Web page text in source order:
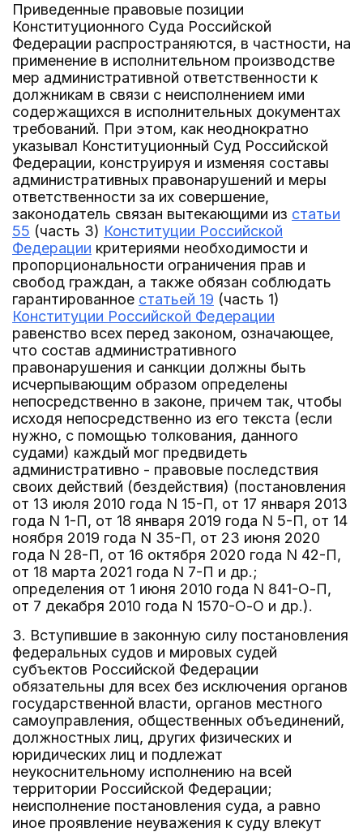
Приведенные правовые позиции
Конституционного Суда Российской
Федерации распространяются, в частности, на
применение в исполнительном производстве
мер административной ответственности к
должникам в связи с неисполнением ими
содержащихся в исполнительных документах
требований. При этом, как неоднократно
указывал Конституционный Суд Российской
Федерации, конструируя и изменяя составы
административных правонарушений и меры
ответственности за их совершение,
законодатель связан вытекающими из статьи
55 (часть 3) Конституции Российской
Федерации критериями необходимости и
пропорциональности ограничения прав и
свобод граждан, а также обязан соблюдать
гарантированное статьей 19 (часть 1)
Конституции Российской Федерации
равенство всех перед законом, означающее,
что состав административного
правонарушения и санкции должны быть
исчерпывающим образом определены
непосредственно в законе, причем так, чтобы
исходя непосредственно из его текста (если
нужно, с помощью толкования, данного
судами) каждый мог предвидеть
административно - правовые последствия
своих действий (бездействия) (постановления
от 13 июля 2010 года N 15-П, от 17 января 2013
года N 1-П, от 18 января 2019 года N 5-П, от 14
ноября 2019 года N 35-П, от 23 июня 2020
года N 28-П, от 16 октября 2020 года N 42-П,
от 18 марта 2021 года N 7-П и др.;
определения от 1 июня 2010 года N 841-О-П,
от 7 декабря 2010 года N 1570-О-О и др.).
3. Вступившие в законную силу постановления
федеральных судов и мировых судей
субъектов Российской Федерации
обязательны для всех без исключения органов
государственной власти, органов местного
самоуправления, общественных объединений,
должностных лиц, других физических и
юридических лиц и подлежат
неукоснительному исполнению на всей
территории Российской Федерации;
неисполнение постановления суда, а равно
иное проявление неуважения к суду влекут